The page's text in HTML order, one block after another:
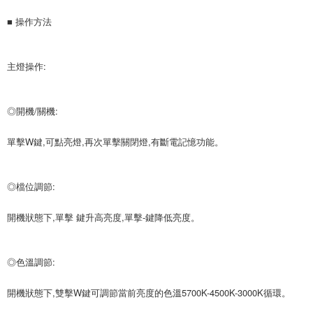
■ 操作方法
主燈操作:
◎開機/關機:
單擊W鍵,可點亮燈,再次單擊關閉燈,有斷電記憶功能。
◎檔位調節:
開機狀態下,單擊 鍵升高亮度,單擊-鍵降低亮度。
◎色溫調節:
開機狀態下,雙擊W鍵可調節當前亮度的色溫5700K-4500K-3000K循環。